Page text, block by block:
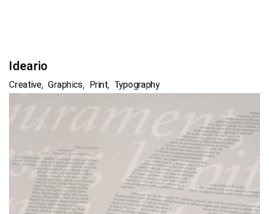
Ideario
Creative Graphics Print Typography